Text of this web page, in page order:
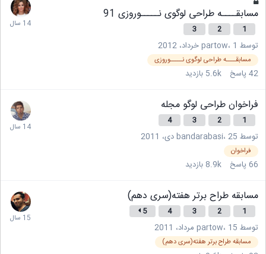
مسابقــــه طراحی لوگوی نـــــوروزی 91
1
2
3
توسط partow ، 1 خرداد، 2012
مسابقــــه طراحی لوگوی نـــــوروزی
42پاسخ 5.6k بازدید
فراخوان طراحی لوگو مجله
1
2
3
4
توسط bandarabasi ،25 دی، 2011
فراخوان
66پاسخ 8.9k بازدید
مسابقه طراح برتر هفته(سری دهم)
1
2
3
4
5
توسط partow ،15 مرداد، 2011
مسابقه طراح برتر هفته(سری دهم)